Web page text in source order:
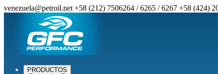
venezuela@petroil.net +58 (212) 7506264 / 6265 / 6267 +58 (424)
PRODUCTOS